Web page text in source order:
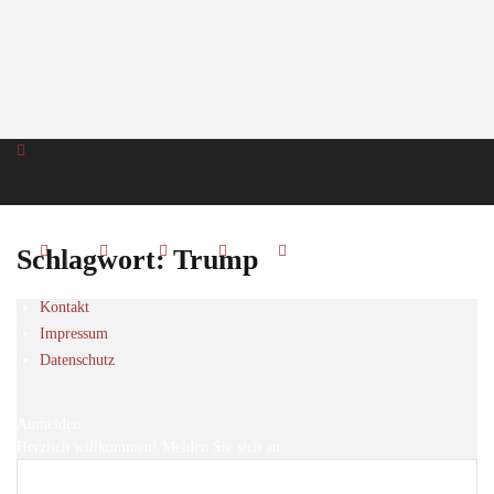
Kontakt
Impressum
Datenschutz
Schlagwort: Trump